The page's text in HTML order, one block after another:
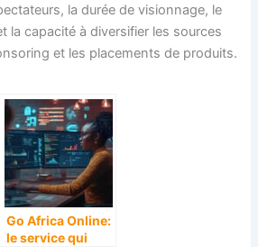
la durée de visionnage, le
la capacité à diversifier les sources
et les placements de produits.
Go Africa Online:
le service qui